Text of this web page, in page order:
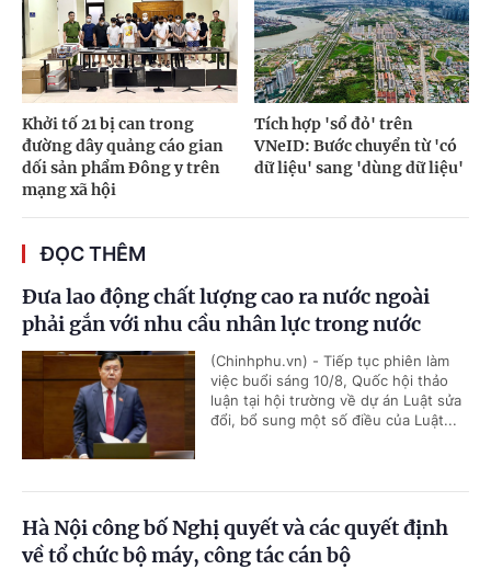
Khởi tố 21 bị can trong
đường dây quảng cáo gian
dối sản phẩm Đông y trên
mạng xã hội
Tích hợp 'sổ đỏ' trên
VNeID: Bước chuyển từ 'có
dữ liệu' sang 'dùng dữ liệu'
ĐỌC THÊM
Đưa lao động chất lượng cao ra nước ngoài
phải gắn với nhu cầu nhân lực trong nước
(Chinhphu.vn) - Tiếp tục phiên làm
việc buổi sáng 10/8, Quốc hội thảo
luận tại hội trường về dự án Luật sửa
đổi, bổ sung một số điều của Luật...
Hà Nội công bố Nghị quyết và các quyết định
về tổ chức bộ máy, công tác cán bộ